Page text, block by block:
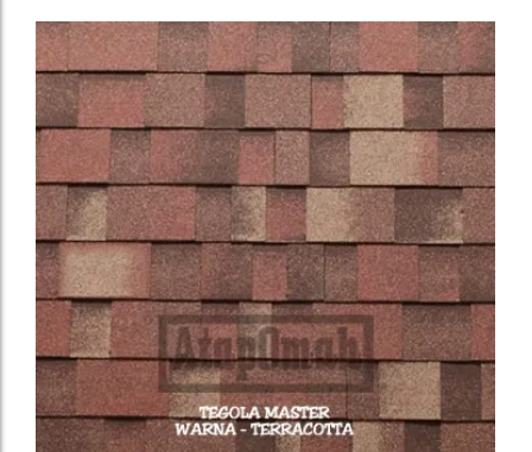
GAF
GRC
Tamko
Tarkey
Tegola
GRC
Tamko
Tarkey
Tegola